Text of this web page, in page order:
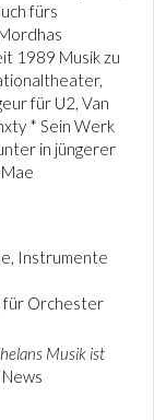
fürs
1989 Musik zu
für U2, Van
* Sein Werk
in jüngerer
Instrumente
für Orchester
Musik ist